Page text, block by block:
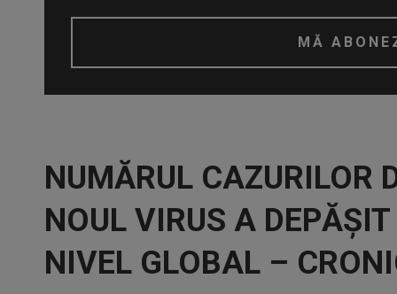
NUMĂRUL CAZURILOR
NOUL VIRUS A
NIVEL GLOBAL –